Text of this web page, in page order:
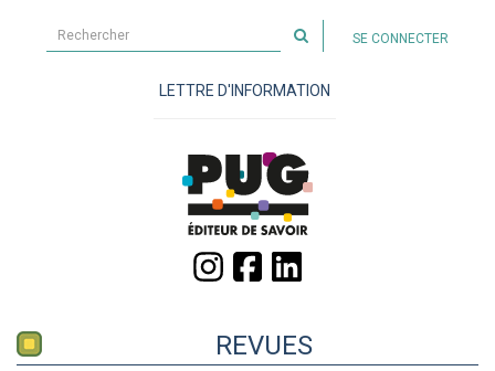
sur
site
SE CONNECTER
LETTRE D'INFORMATION
REVUES